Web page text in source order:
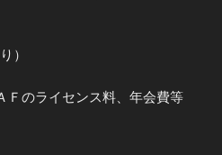
）
Ｆのライセンス料、年会費等